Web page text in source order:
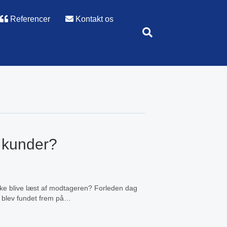
Referencer Kontakt os
blive læst af modtageren? Forleden dag
fundet frem på…